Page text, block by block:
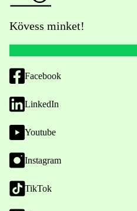
Kövess minket!
Facebook
LinkedIn
Youtube
Instagram
TikTok